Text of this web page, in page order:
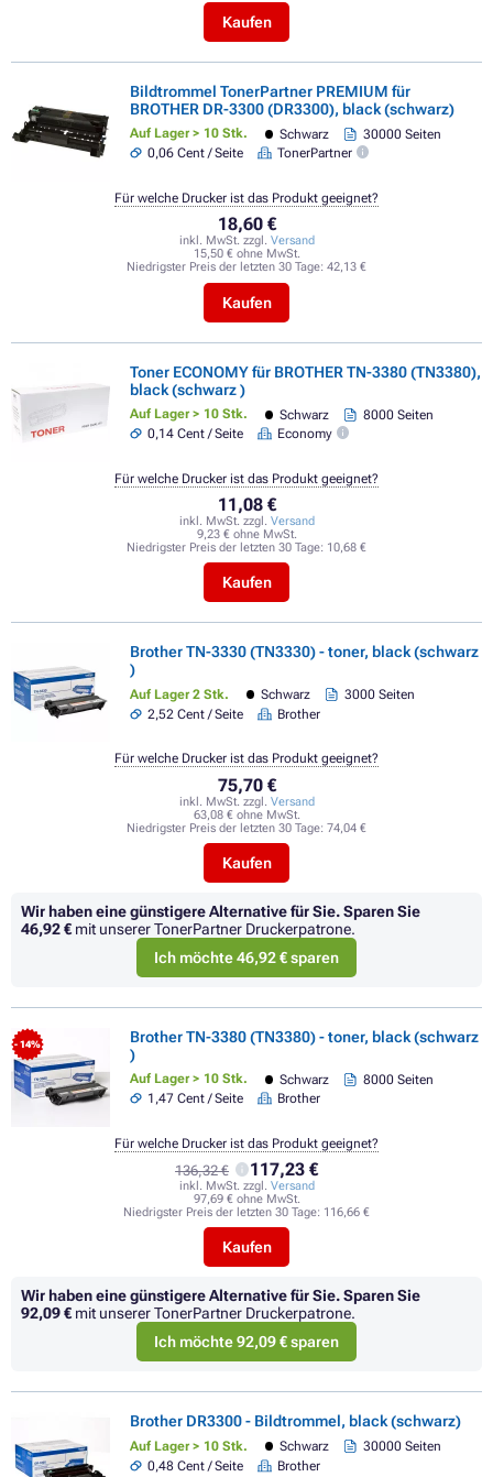
Kaufen
Bildtrommel TonerPartner PREMIUM für
BROTHER DR-3300 (DR3300), black (schwarz)
Auf Lager > 10 Stk. Schwarz
30000 Seiten
0,06 Cent / Seite
TonerPartner
18,60 €
inkl. MwSt. zzgl. Versand
15,50 € ohne MwSt.
Niedrigster Preis der letzten 30 Tage: 42,13 €
Kaufen
Für welche Drucker ist das Produkt geeignet?
Toner ECONOMY für BROTHER TN-3380 (TN3380),
black (schwarz )
Auf Lager > 10 Stk. Schwarz
8000 Seiten
0,14 Cent / Seite
Economy
11,08 €
inkl. MwSt. zzgl. Versand
9,23 € ohne MwSt.
Niedrigster Preis der letzten 30 Tage: 10,68 €
Kaufen
Für welche Drucker ist das Produkt geeignet?
Brother TN-3330 (TN3330) - toner, black (schwarz
)
Auf Lager 2 Stk. Schwarz
3000 Seiten
2,52 Cent / Seite
Brother
75,70 €
inkl. MwSt. zzgl. Versand
63,08 € ohne MwSt.
Niedrigster Preis der letzten 30 Tage: 74,04 €
Kaufen
Für welche Drucker ist das Produkt geeignet?
Wir haben eine günstigere Alternative für Sie.Sparen Sie
46,92 € mit unserer TonerPartner Druckerpatrone.
Ich möchte 46,92 € sparen
- 14%
Brother TN-3380 (TN3380) - toner, black (schwarz
)
Auf Lager > 10 Stk. Schwarz
8000 Seiten
1,47 Cent / Seite
Brother
136,32 € 117,23 €
inkl. MwSt. zzgl. Versand
97,69 € ohne MwSt.
Niedrigster Preis der letzten 30 Tage: 116,66 €
Kaufen
Für welche Drucker ist das Produkt geeignet?
Wir haben eine günstigere Alternative für Sie.Sparen Sie
92,09 € mit unserer TonerPartner Druckerpatrone.
Ich möchte 92,09 € sparen
Brother DR3300 - Bildtrommel, black (schwarz)
Auf Lager > 10 Stk. Schwarz
30000 Seiten
0,48 Cent / Seite
Brother